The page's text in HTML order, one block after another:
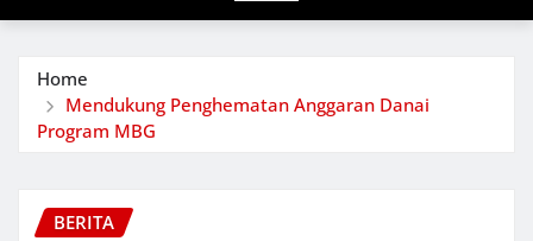
Home
Mendukung Penghematan Anggaran Danai
Program MBG
BERITA